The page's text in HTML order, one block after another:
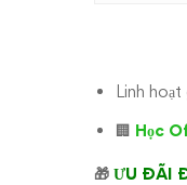
Linh
🏢 Học
🎁 ƯU ĐÃI